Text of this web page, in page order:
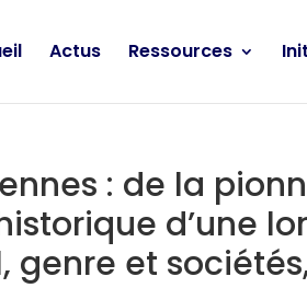
Actus Ressources
: de la
d’une
et